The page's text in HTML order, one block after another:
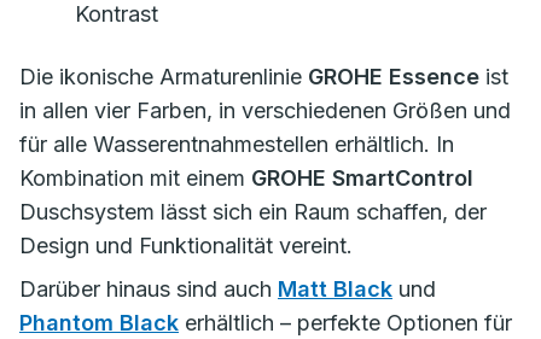
Kontrast
Die ikonische Armaturenlinie GROHE Essence ist
in allen vier Farben, in verschiedenen Größen und
für alle Wasserentnahmestellen erhältlich. In
Kombination mit einem GROHE SmartControl
Duschsystem lässt sich ein Raum schaffen, der
Design und Funktionalität vereint.
Darüber hinaus sind auch Matt Black und
Phantom Black erhältlich – perfekte Optionen für